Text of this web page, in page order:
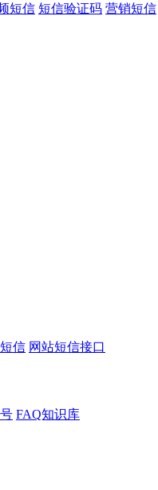
短信 短信验证码 营销短信
信 网站短信接口
FAQ知识库